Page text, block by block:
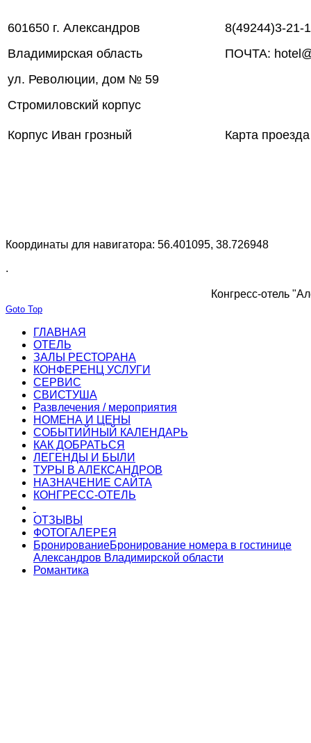
601650 г. Александров
Владимирская область
ул. Революции, дом № 59
Стромиловский корпус
Корпус Иван грозный
8(49244)3-21-
ПОЧТА:
Карта
Координаты для навигатора: 56.401095, 38.726948
.
Конгресс-отель
Goto Top
ГЛАВНАЯ
ОТЕЛЬ
ЗАЛЫ РЕСТОРАНА
КОНФЕРЕНЦ УСЛУГИ
СЕРВИС
СВИСТУША
Развлечения / мероприятия
НОМЕНА И ЦЕНЫ
СОБЫТИЙНЫЙ КАЛЕНДАРЬ
КАК ДОБРАТЬСЯ
ЛЕГЕНДЫ И БЫЛИ
ТУРЫ В АЛЕКСАНДРОВ
НАЗНАЧЕНИЕ САЙТА
КОНГРЕСС-ОТЕЛЬ
ОТЗЫВЫ
ФОТОГАЛЕРЕЯ
БронированиеБронирование номера в гостинице
Александров Владимирской области
Романтика